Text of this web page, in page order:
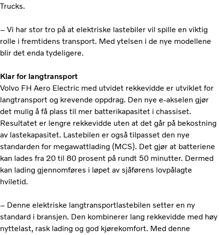
Trucks.
– Vi har stor tro på at elektriske lastebiler vil spille en viktig
rolle i fremtidens transport. Med ytelsen i de nye modellene
blir det enda tydeligere.
Klar for langtransport
Volvo FH Aero Electric med utvidet rekkevidde er utviklet for
langtransport og krevende oppdrag. Den nye e-akselen gjør
det mulig å få plass til mer batterikapasitet i chassiset.
Resultatet er lengre rekkevidde uten at det går på bekostning
av lastekapasitet. Lastebilen er også tilpasset den nye
standarden for megawattlading (MCS). Det gjør at batteriene
kan lades fra 20 til 80 prosent på rundt 50 minutter. Dermed
kan lading gjennomføres i løpet av sjåførens lovpålagte
hviletid.
– Denne elektriske langtransportlastebilen setter en ny
standard i bransjen. Den kombinerer lang rekkevidde med høy
nyttelast, rask lading og god kjørekomfort. Med denne